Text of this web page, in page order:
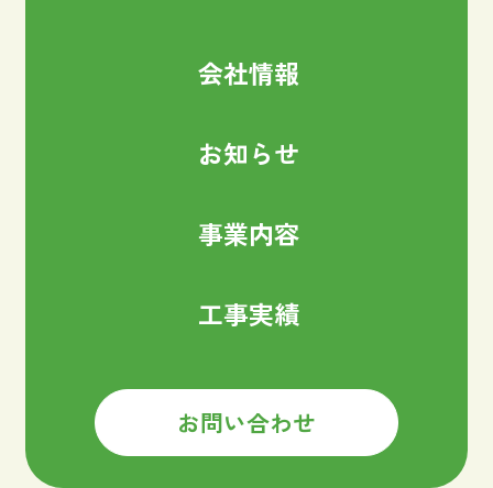
会社情報
お知らせ
事業内容
工事実績
お問い合わせ